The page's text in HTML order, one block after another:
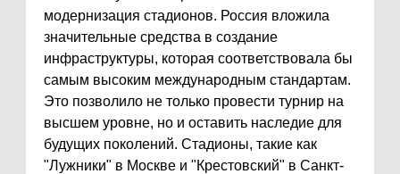
модернизация стадионов. Россия вложила
значительные средства в создание
инфраструктуры, которая соответствовала бы
самым высоким международным стандартам.
Это позволило не только провести турнир на
высшем уровне, но и оставить наследие для
будущих поколений. Стадионы, такие как
"Лужники" в Москве и "Крестовский" в Санкт-